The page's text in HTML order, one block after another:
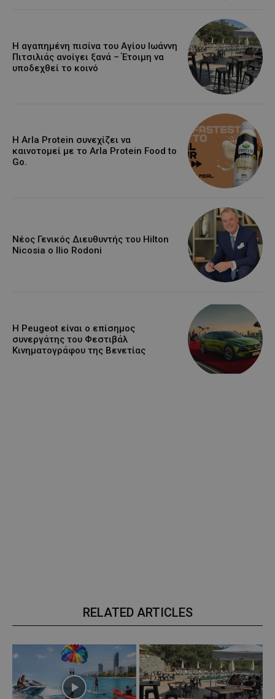
Η αγαπημένη πισίνα του Αγίου Ιωάννη
Πιτσιλιάς ανοίγει ξανά – Έτοιμη να
υποδεχθεί το κοινό
Η Arla Protein συνεχίζει να
καινοτομεί με το Arla Protein Food to
Go.
Νέος Γενικός Διευθυντής του Hilton
Nicosia ο Ilio Rodoni
Η Peugeot είναι ο επίσημος
συνεργάτης του Φεστιβάλ
Κινηματογράφου της Βενετίας
RELATED ARTICLES